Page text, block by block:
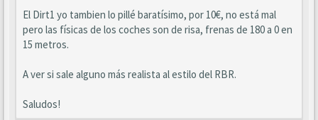
El Dirt1 yo tambien lo pillé baratísimo, por 10€, no está mal
pero las físicas de los coches son de risa, frenas de 180 a 0 en
15 metros.
A ver si sale alguno más realista al estilo del RBR.
Saludos!